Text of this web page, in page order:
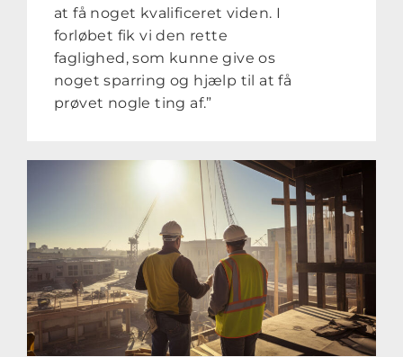
at få noget kvalificeret viden. I
forløbet fik vi den rette
faglighed, som kunne give os
noget sparring og hjælp til at få
prøvet nogle ting af.”
Skal vi også hjælpe dig?